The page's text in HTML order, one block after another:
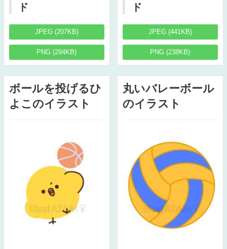
ド
JPEG (207KB)
PNG (294KB)
ド
JPEG (441KB)
PNG (238KB)
ボールを投げるひ
よこのイラスト
丸いバレーボール
のイラスト